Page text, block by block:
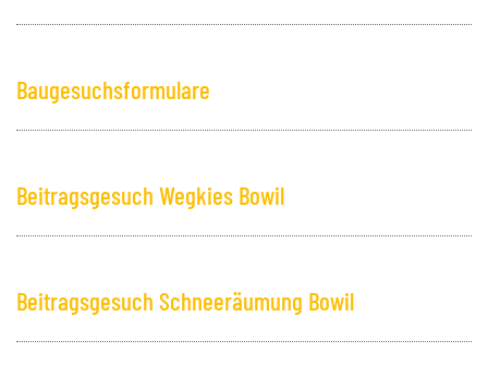
Baugesuchsformulare
Beitragsgesuch Wegkies Bowil
Beitragsgesuch Schneeräumung Bowil